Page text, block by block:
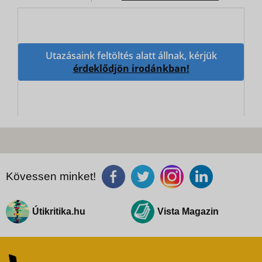
Utazásaink feltöltés alatt állnak, kérjük
érdeklődjön irodánkban!
Kövessen minket!
Útikritika.hu Vista Magazin